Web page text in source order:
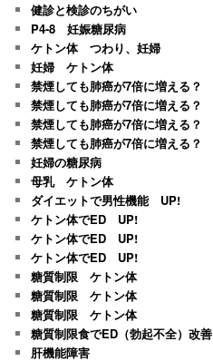
健診と検診のちがい
P4-8 妊娠糖尿病
ケトン体 つわり、妊婦
妊婦 ケトン体
禁煙しても肺癌が7倍に増える？
禁煙しても肺癌が7倍に増える？
禁煙しても肺癌が7倍に増える？
禁煙しても肺癌が7倍に増える？
妊婦の糖尿病
母乳 ケトン体
ダイエットで男性機能 UP!
ケトン体でED UP!
ケトン体でED UP!
ケトン体でED UP!
糖質制限 ケトン体
糖質制限 ケトン体
糖質制限 ケトン体
糖質制限食でED（勃起不全）改善
肝機能障害